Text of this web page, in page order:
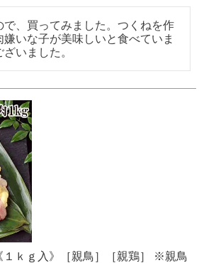
で、買ってみました。つくねを作
いな子が美味しいと食べていま
１ｋｇ入》［親鳥］［親鶏］ ※親鳥